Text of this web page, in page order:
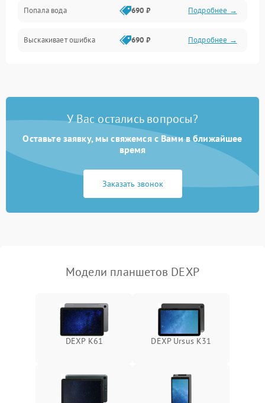
Разговор (микрофон, динамик)
Перегрев и нестабильная работа
Программные сбои
Сенсорное управление
Проблемы с механикой
Кнопки и органы управления
Попала вода 690 ₽ Подробнее →
Выскакивает ошибка 690 ₽ Подробнее →
У Вас остались вопросы?
Оставьте заявку, мы свяжемся с Вами в ближайшее
время
Заказать звонок
Модели планшетов DEXP
DEXP K61 DEXP Ursus K31